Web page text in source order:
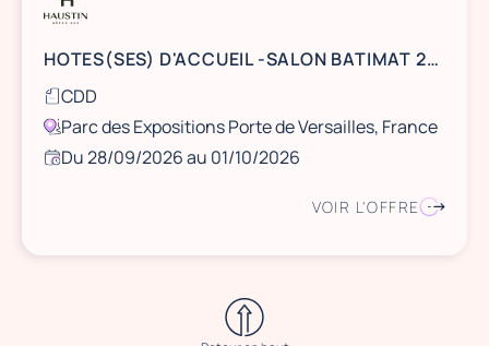
HOTES(SES) D'ACCUEIL -SALON BATIMAT 2026 - PORTE DE VERSAILLES
CDD
Parc des Expositions Porte de Versailles, France
Du 28/09/2026 au 01/10/2026
VOIR L'OFFRE